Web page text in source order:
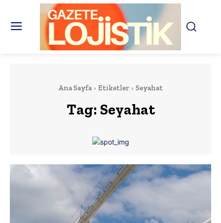
Ana Sayfa Etiketler Seyahat
Tag: Seyahat